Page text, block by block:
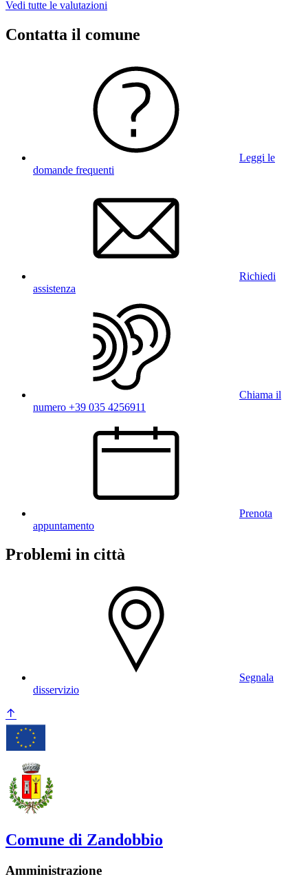
Vedi tutte le valutazioni
Contatta il comune
Leggi le
domande frequenti
Richiedi
assistenza
Chiama il
numero +39 035 4256911
Prenota
appuntamento
Problemi in città
Segnala
disservizio
Comune di Zandobbio
Amministrazione